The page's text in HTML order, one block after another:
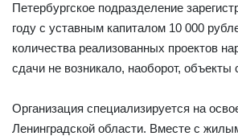
Петербургское подразделение
году с уставным капиталом 10 000
количества реализованных проектов
сдачи не возникало, наоборот,
Организация специализируется на
Ленинградской области. Вместе с